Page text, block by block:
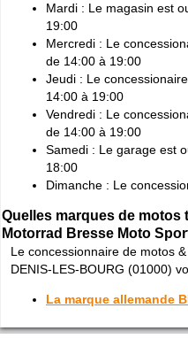
Mardi : Le magasin est
19:00
Mercredi : Le
de 14:00 à 19:00
Jeudi : Le
14:00 à 19:00
Vendredi : Le
de 14:00 à 19:00
Samedi : Le garage est
18:00
Dimanche : Le
Quelles marques de motos
Motorrad Bresse Moto
Le concessionnaire de motos
DENIS-LES-BOURG (01000)
La marque allemande